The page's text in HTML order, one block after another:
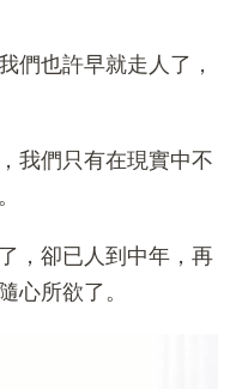
們也許早就走人了，
我們只有在現實中不
，卻已人到中年，再
心所欲了。